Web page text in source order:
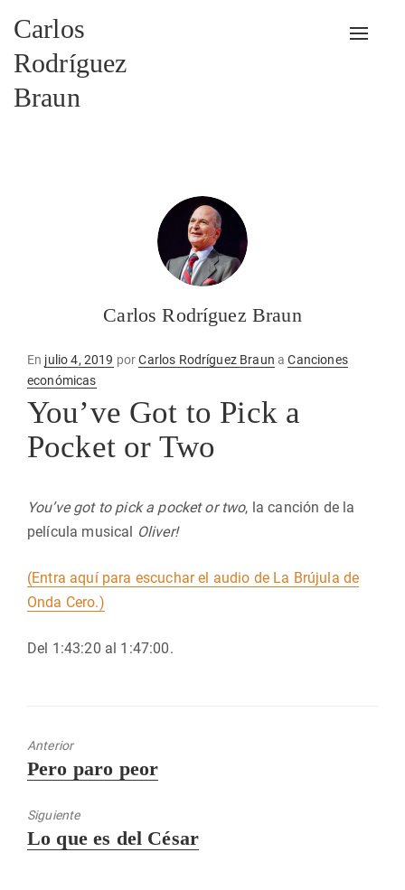
Carlos
Rodríguez
Braun
Carlos Rodríguez Braun
En Publicado
en
julio 4, 2019 porCarlos Rodríguez Braun aCanciones
económicas
You’ve Got to Pick a
Pocket or Two
You’ve got to pick a pocket or two, la canción de la
película musical Oliver!
(Entra aquí para escuchar el audio de La Brújula de
Onda Cero.)
Del 1:43:20 al 1:47:00.
Anterior
Entrada
Pero paro peor
Siguiente
Entrada
Lo que es del César